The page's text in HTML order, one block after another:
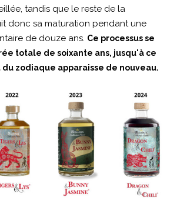
tandis que le reste de la
donc sa maturation pendant une
de douze ans. Ce processus se
totale de soixante ans, jusqu'à ce
zodiaque apparaisse de nouveau.